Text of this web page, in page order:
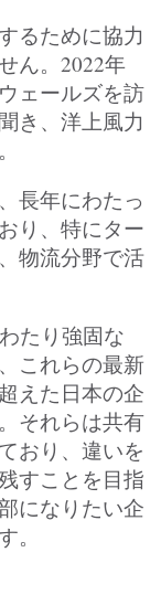
るために協力
ん。2022年
ェールズを訪
き、洋上風力
長年にわたっ
り、特にター
物流分野で活
たり強固な
これらの最新
えた日本の企
それらは共有
おり、違いを
すことを目指
になりたい企
。